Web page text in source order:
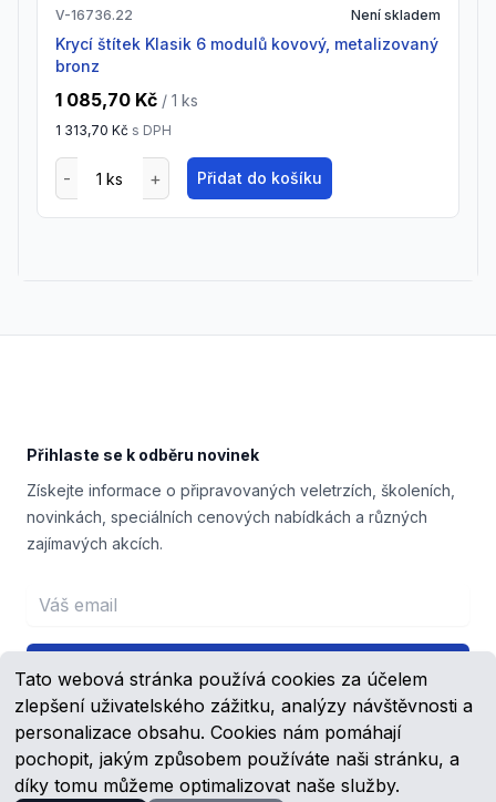
Tato webová stránka používá cookies za účelem
zlepšení uživatelského zážitku, analýzy návštěvnosti a
personalizace obsahu. Cookies nám pomáhají
pochopit, jakým způsobem používáte naši stránku, a
díky tomu můžeme optimalizovat naše služby.
V-16736.22 Není skladem
krycí štítek Klasik 6 modulů kovový, metalizovaný
bronz
1 085,70 Kč / 1 ks
1 313,70 Kč s DPH
Přidat do košíku
Přihlaste se k odběru novinek
Získejte informace o připravovaných veletrzích, školeních,
novinkách, speciálních cenových nabídkách a různých
zajímavých akcích.
Email address
Přihlášení
FacebookYouTube